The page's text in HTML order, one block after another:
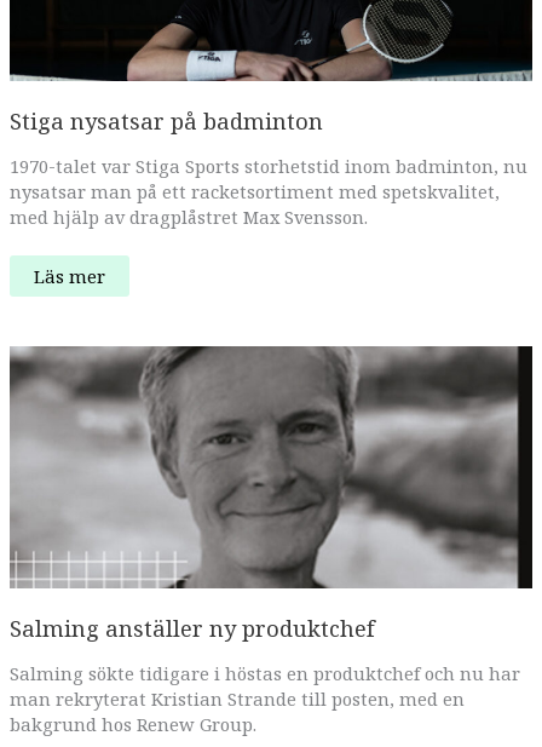
Stiga nysatsar på badminton
1970-talet var Stiga Sports storhetstid inom badminton, nu
nysatsar man på ett racketsortiment med spetskvalitet,
med hjälp av dragplåstret Max Svensson.
Stiga
nysatsar
Läs mer
Salming anställer ny produktchef
Salming sökte tidigare i höstas en produktchef och nu har
man rekryterat Kristian Strande till posten, med en
bakgrund hos Renew Group.